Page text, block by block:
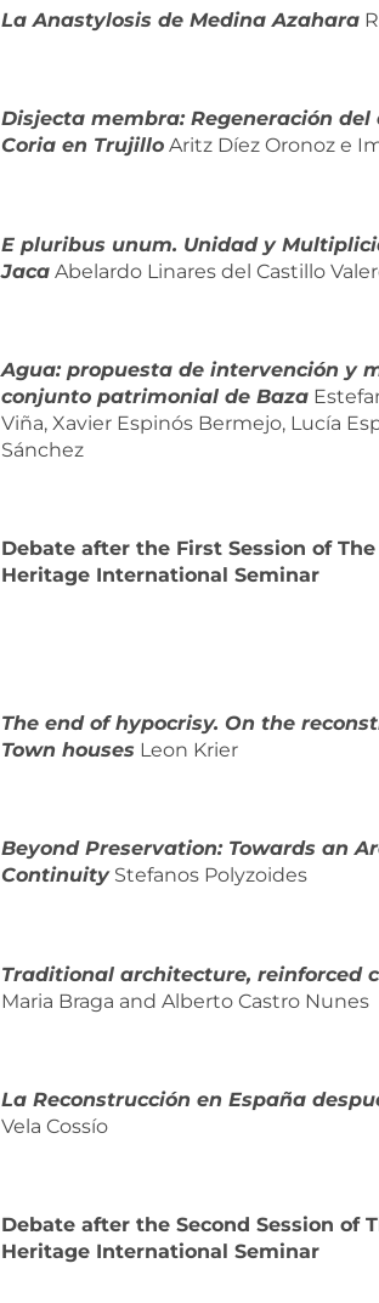
La Anastylosis de Medina Azahara
Disjecta membra: Regeneración
Coria en Trujillo Aritz Díez Oronoz e
E pluribus unum. Unidad y
Jaca Abelardo Linares del Castillo
Agua: propuesta de intervención y
conjunto patrimonial de Baza
Viña, Xavier Espinós Bermejo, Lucía
Sánchez
Debate after the First Session of
Heritage International Seminar
The end of hypocrisy. On the
Town houses Leon Krier
Beyond Preservation: Towards an
ContinuityStefanos Polyzoides
Traditional architecture, reinforced
Maria Braga and Alberto Castro Nunes
La Reconstrucción en España
Vela Cossío
Debate after the Second Session of
Heritage International Seminar